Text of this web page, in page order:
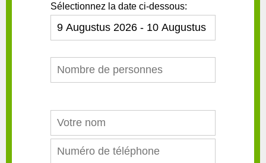
Sélectionnez la date ci-dessous: